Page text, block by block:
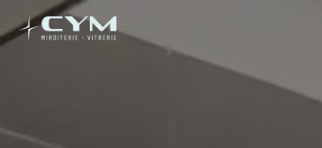
Panneau de gestion des cookies